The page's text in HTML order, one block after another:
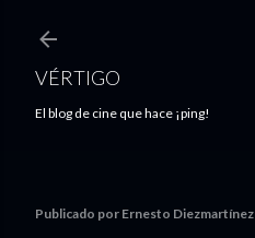
VÉRTIGO
El blog de cine que hace ¡ping!
Publicado por Ernesto Diezmartínez